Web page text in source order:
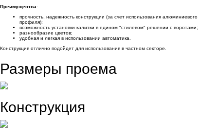
Преимущества:
прочность, надежность конструкции (за счет использования алюминиевого
профиля);
возможность установки калитки в едином "стилевом" решении с воротами;
разнообразие цветов;
удобная и легкая в использовании автоматика.
Конструкция отлично подойдет для использования в частном секторе.
Размеры проема
Конструкция